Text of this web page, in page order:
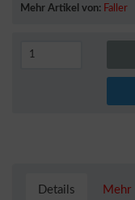
Mehr Artikel von: Faller
Details Mehr